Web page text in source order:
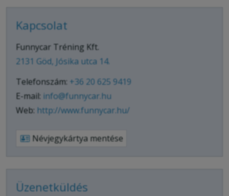
Kapcsolat
Funnycar Tréning Kft.
2131 Göd, Jósika utca 14.
Telefonszám: +36 20 625 9419
E-mail: info@funnycar.hu
Web: http://www.funnycar.hu/
Névjegykártya mentése
Üzenetküldés